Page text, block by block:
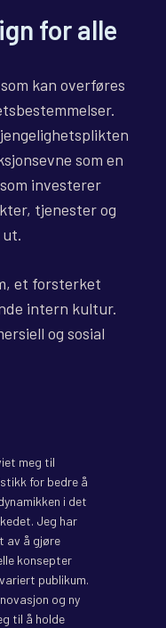
for alle
kan overføres
som en
investerer
tjenester og
et forsterket
intern kultur.
og sosial
meg til
for bedre å
i det
Jeg har
å gjøre
konsepter
publikum.
og ny
til å holde